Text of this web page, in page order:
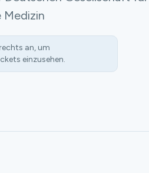
Medizin
an, um
einzusehen.